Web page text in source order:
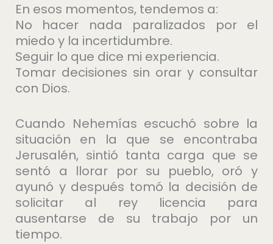
En esos momentos, tendemos a:
No hacer nada paralizados por el
miedo y la incertidumbre.
Seguir lo que dice mi experiencia.
Tomar decisiones sin orar y consultar
con Dios.
Cuando Nehemías escuchó sobre la
situación en la que se encontraba
Jerusalén, sintió tanta carga que se
sentó a llorar por su pueblo, oró y
ayunó y después tomó la decisión de
solicitar al rey licencia para
ausentarse de su trabajo por un
tiempo.